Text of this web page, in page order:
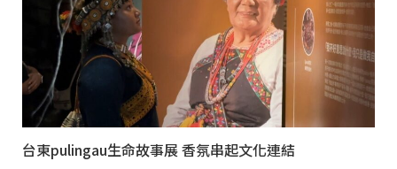
台東pulingau生命故事展 香氛串起文化連結